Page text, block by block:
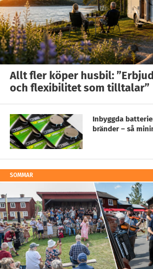
Allt fler köper husbil:
och flexibilitet som tilltalar”
Inbyggda
bränder – så
SOMMAR